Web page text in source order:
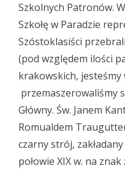
Szkolnych Patronów.
Szkołę w Paradzie
Szóstoklasiści
(pod względem ilości
krakowskich,
przemaszerowaliśmy
Główny. Św. Janem
Romualdem
czarny strój,
połowie XIX w. na